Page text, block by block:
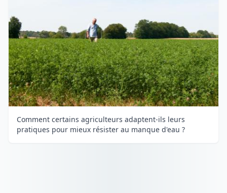
Comment certains agriculteurs adaptent-ils leurs
pratiques pour mieux résister au manque d'eau ?